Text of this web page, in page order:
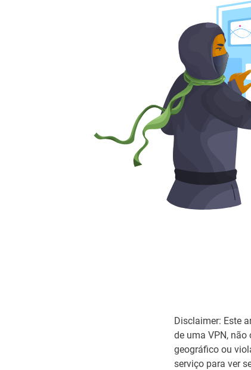
Disclaimer: Este
de uma VPN,
geográfico ou
serviço para ver